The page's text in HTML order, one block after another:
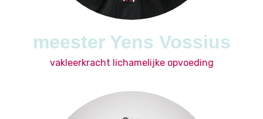
meester Yens Vossius
vakleerkracht lichamelijke opvoeding